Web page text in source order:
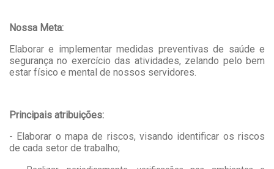
Nossa Meta:
Elaborar e implementar medidas preventivas de saúde e
segurança no exercício das atividades, zelando pelo bem
estar físico e mental de nossos servidores.
Principais atribuições:
- Elaborar o mapa de riscos, visando identificar os riscos
de cada setor de trabalho;